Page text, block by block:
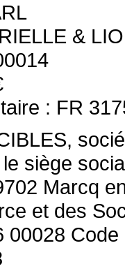
&
: FR
siège
Marcq
et des
00028